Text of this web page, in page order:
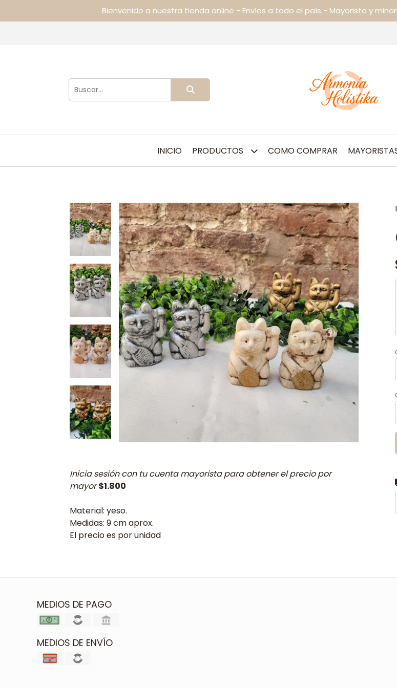
Bienvenido a nuestra tienda online - Envíos a todo el país - Mayorista y minorista
INICIO PRODUCTOS COMO COMPRAR
Inicia sesión con tu cuenta mayorista para obtener el precio por
mayor$1.800
Material: yeso.
Medidas: 9 cm aprox.
El precio es por unidad
MEDIOS DE PAGO
MEDIOS DE ENVÍO